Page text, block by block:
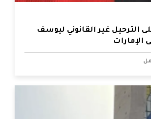
الترحيل غير القانوني ليوسف
الإمارات